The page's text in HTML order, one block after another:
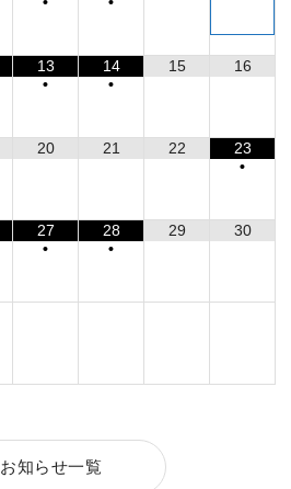
13
•
14
•
15 16
20 21 22
23
•
27
•
28
•
29 30
お知らせ一覧